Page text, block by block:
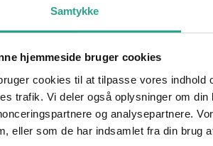
Samtykke
hjemmeside bruger cookies
cookies til at tilpasse vores indhold
trafik. Vi deler også oplysninger om
og analysepartnere.
eller som de har indsamlet fra din brug